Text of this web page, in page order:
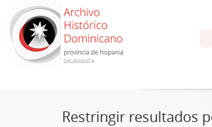
Restringir resultados